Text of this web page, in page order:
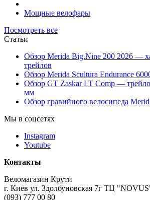
Мощные велофары
Посмотреть все
Статьи
Обзор Merida Big.Nine 200 2026 —
трейлов
Обзор Merida Scultura Endurance
Обзор GT Zaskar LT Comp —
мм
Обзор гравийного велосипеда
Мы в соцсетях
Instagram
Youtube
Контакты
Веломагазин Крути
г. Киев ул. Здолбуновская 7г ТЦ
(093) 777 00 80